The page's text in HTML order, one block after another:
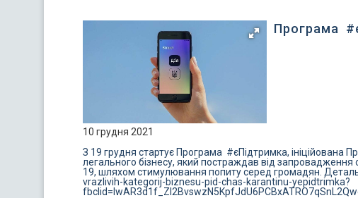
Програма
10 грудня 2021
З 19 грудня стартує Програма #єПідтримка, ініційована
легального бізнесу, який постраждав від запровадження
19, шляхом стимулювання попиту серед громадян.
vrazlivih-kategorij-biznesu-pid-chas-karantinu-yepidtrimka?